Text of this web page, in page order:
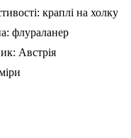
краплі на холку
флураланер
Австрія